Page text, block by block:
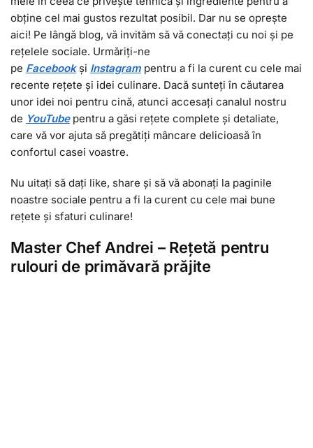
obține cel mai gustos rezultat posibil. Dar nu se oprește
aici! Pe lângă blog, vă invităm să vă conectați cu noi și pe
rețelele sociale. Urmăriți-ne
pe Facebookși Instagram pentru a fi la curent cu cele mai
recente rețete și idei culinare. Dacă sunteți în căutarea
unor idei noi pentru cină, atunci accesați canalul nostru
de YouTubepentru a găsi rețete complete și detaliate,
care vă vor ajuta să pregătiți mâncare delicioasă în
confortul casei voastre.
Nu uitați să dați like, share și să vă abonați la paginile
noastre sociale pentru a fi la curent cu cele mai bune
rețete și sfaturi culinare!
Master Chef Andrei – Rețetă pentru
rulouri de primăvară prăjite